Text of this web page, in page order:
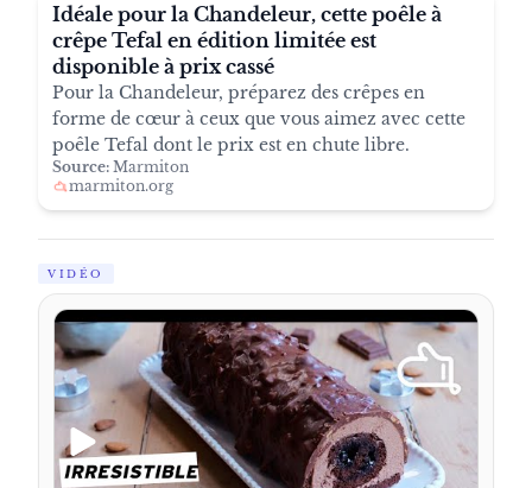
Idéale pour la Chandeleur, cette poêle à
crêpe Tefal en édition limitée est
disponible à prix cassé
Pour la Chandeleur, préparez des crêpes en
forme de cœur à ceux que vous aimez avec cette
poêle Tefal dont le prix est en chute libre.
Source: Marmiton
marmiton.org
VIDÉO